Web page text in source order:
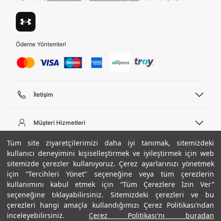
Tüm site ziyaretçilerimizi daha iyi tanımak, sitemizdeki
kullanıcı deneyimini kişiselleştirmek ve iyileştirmek için web
sitemizde çerezler kullanıyoruz. Çerez ayarlarınızı yönetmek
için “Tercihleri Yönet” seçeneğine veya tüm çerezlerin
kullanımını kabul etmek için “Tüm Çerezlere İzin Ver”
seçeneğine tıklayabilirsiniz. Sitemizdeki çerezleri ve bu
çerezleri hangi amaçla kullandığımızı Çerez Politikası’ndan
inceleyebilirsiniz.
Çerez Politikası'nı buradan
Ödeme Yöntemleri
İletişim
444 02 00
Pazartesi - Cuma 09:00 - 18:00
E-posta
bilgi@underarmour.com
Müşteri Hizmetleri
Sipariş Sorgulama
Bize Ulaşın
Teslimat Bilgileri
İşlem Rehberi
İade ve Değişimler
Sıkça Sorulan Sorular
Beden Rehberi
Hakkımızda
Ticari Bilgiler
Hükümler ve Koşullar
Gizlilik Politikası
Çerez Politikası
Kariyer
UA Sosyal Medya
Instagram
Facebook
Popüler Kategoriler